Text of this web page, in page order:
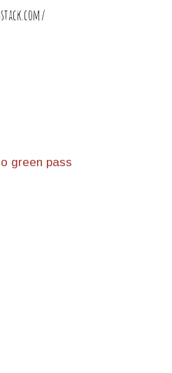
green pass